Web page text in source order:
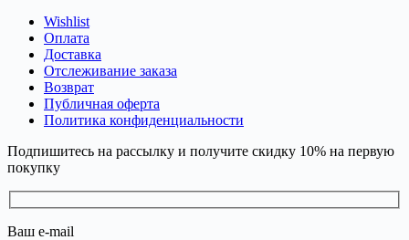
Wishlist
Оплата
Доставка
Отслеживание заказа
Возврат
Публичная оферта
Политика конфиденциальности
Подпишитесь на рассылку и получите скидку 10% на первую
покупку
Ваш e-mail